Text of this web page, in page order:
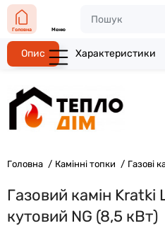
Головна Меню
Головна Камінні топки Газові
Газовий камін Kratki
кутовий NG (8,5 кВт)
Опис Характеристики